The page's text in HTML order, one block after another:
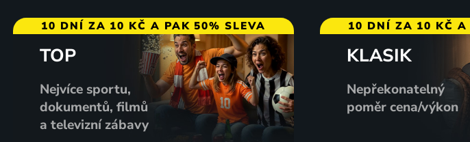
10 DNÍ ZA 10 KČ A PAK 50% SLEVA
TOP
Nejvíce sportu,
dokumentů, filmů
a televizní zábavy
10 DNÍ ZA 10 KČ A
KLASIK
Nepřekonatelný
poměr cena/výkon